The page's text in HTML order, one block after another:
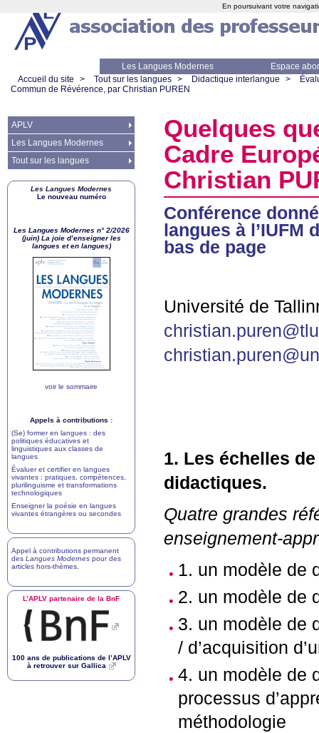
Les Langues Modernes
Espace
Accueil du site
> Tout sur les langues > Didactique interlangue >
Commun de Révérence, par Christian PUREN
Quelques
Cadre
Christian
Conférence
langues à l’IUFM
bas de page
Université de
1. Les échelles
didactiques.
Quatre grandes
enseignement-
1. un modèle de
2. un modèle de
3. un modèle de
/ d’acquisition
4. un modèle de
processus
méthodologie
APLV
Les Langues Modernes
Tout sur les langues
Les Langues Modernes
Le nouveau numéro
Les Langues Modernes n° 2/2026
(juin) La joie d’enseigner les
langues et en langues)
voir le sommaire
Appels à contributions :
(Se) former en langues : des
politiques éducatives et
linguistiques aux classes de
langues
Évaluer et certifier en langues
vivantes : pratiques, compétences,
plurilinguisme et transformations
technologiques
Enseigner la poésie en langues
vivantes étrangères ou secondes
Appel à contributions permanent
des Langues Modernes pour des
articles hors-thèmes
L’APLV partenaire de la BnF
100 ans de publications de l’APLV
à retrouver sur Gallica
En poursuivant votre